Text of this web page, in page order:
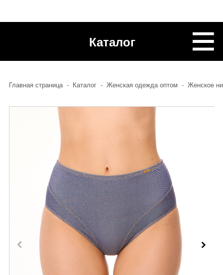
Каталог
Главная страница - Каталог - Женская одежда оптом - Женское